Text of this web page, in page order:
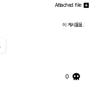
Attached file
이 게시물을..
0